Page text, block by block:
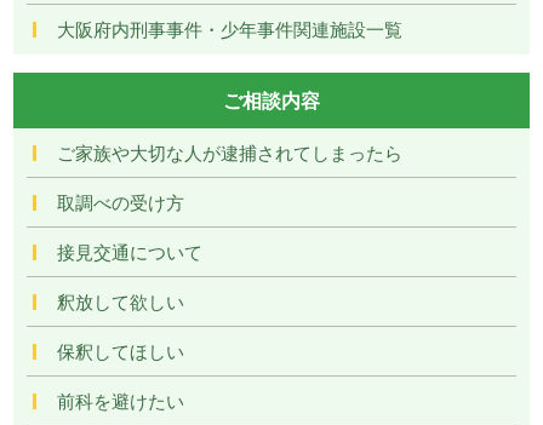
大阪府内刑事事件・少年事件関連施設一覧
ご相談内容
ご家族や大切な人が逮捕されてしまったら
取調べの受け方
接見交通について
釈放して欲しい
保釈してほしい
前科を避けたい